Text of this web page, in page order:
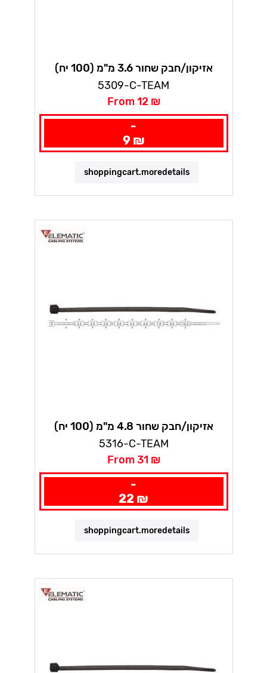
אזיקון/חבק שחור 3.6 מ"מ (100 יח)
אלמטיק
5309-C-TEAM
From 12 ₪
-
9 ₪
shoppingcart.moredetails
אזיקון/חבק שחור 4.8 מ"מ (100 יח)
אלמטיק
5316-C-TEAM
From 31 ₪
-
22 ₪
shoppingcart.moredetails